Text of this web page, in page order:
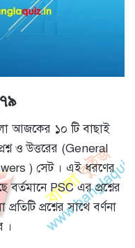
আজকের ১০ টি বাছাই
ও উত্তরের (General
) সেট । এই ধরণের
বর্তমানে PSC এর প্রশ্নের
প্রশ্নের সাথে বর্ণনা
।